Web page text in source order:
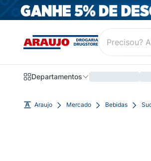
Departamentos
Araujo Mercado Bebidas